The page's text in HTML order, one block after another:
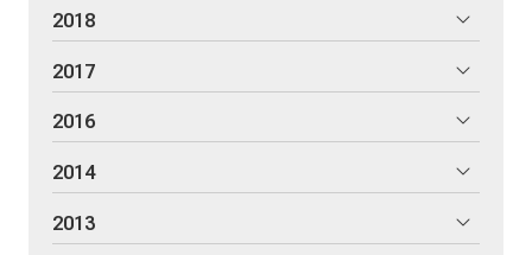
2018
2017
2016
2014
2013